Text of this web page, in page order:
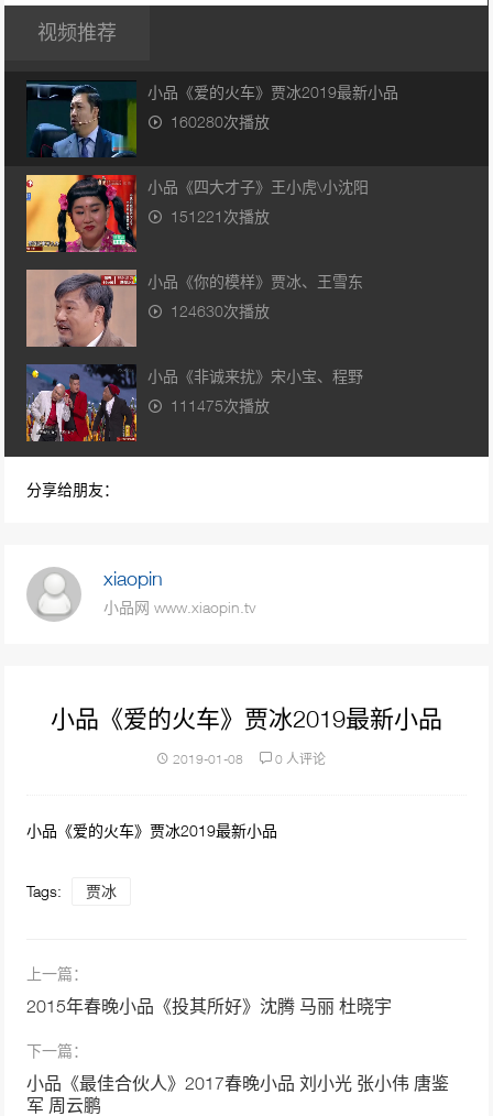
视频推荐
小品《爱的火车》贾冰2019最新小品
160280次播放
小品《四大才子》王小虎\小沈阳
151221次播放
小品《你的模样》贾冰、王雪东
124630次播放
小品《非诚来扰》宋小宝、程野
111475次播放
吴江 杨沅翰
76570次播放
贾玲 潘长江小品《后宫攻略》演绎皇帝和皇后
52769次播放
52521次播放
分享给朋友：
xiaopin
小品网 www.xiaopin.tv
小品《爱的火车》贾冰2019最新小品
2019-01-08 0 人评论
小品《爱的火车》贾冰2019最新小品
Tags: 贾冰
上一篇：
2015年春晚小品《投其所好》沈腾 马丽 杜晓宇
下一篇：
小品《最佳合伙人》2017春晚小品 刘小光 张小伟 唐鉴
军 周云鹏